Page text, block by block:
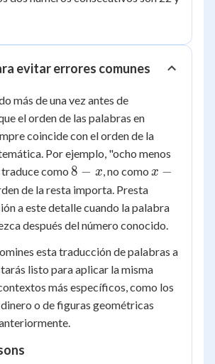
evitar errores comunes
más de una vez antes de
el orden de las palabras en
coincide con el orden de la
Por ejemplo, "ocho menos
traduce como 8
-
x
8 − x, no como x
8
x −
de la resta importa. Presta
a este detalle cuando la palabra
después del número conocido.
esta traducción de palabras a
listo para aplicar la misma
más específicos, como los
o de figuras geométricas